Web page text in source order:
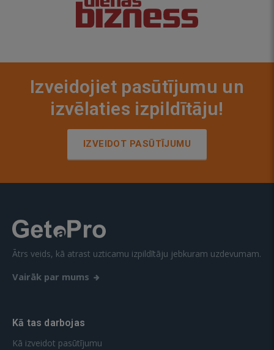
Izveidojiet pasūtījumu un
izvēlaties izpildītāju!
IZVEIDOT PASŪTĪJUMU
Ātrs veids, kā atrast uzticamu izpildītāju jebkuram uzdevumam.
Vairāk par mums
Kā tas darbojas
Kā izveidot pasūtījumu